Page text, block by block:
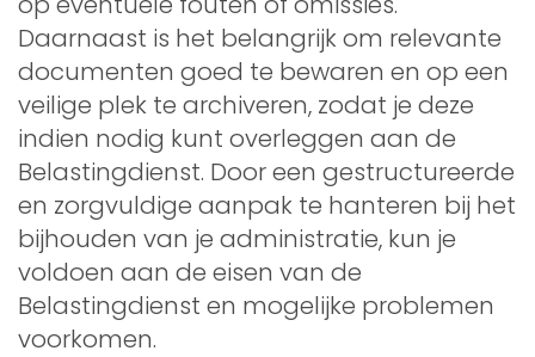
Daarnaast is het belangrijk om relevante
documenten goed te bewaren en op een
veilige plek te archiveren, zodat je deze
indien nodig kunt overleggen aan de
Belastingdienst. Door een gestructureerde
en zorgvuldige aanpak te hanteren bij het
bijhouden van je administratie, kun je
voldoen aan de eisen van de
Belastingdienst en mogelijke problemen
voorkomen.